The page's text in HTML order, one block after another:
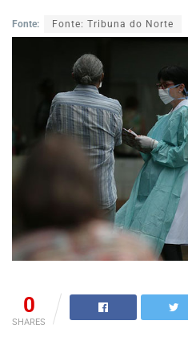
Fonte: Fonte: Tribuna do Norte
0
SHARES